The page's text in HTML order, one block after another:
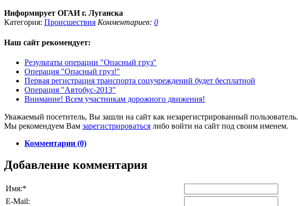
Информирует ОГАИ г. Луганска
Категория: Происшествия Комментариев: 0
Наш сайт рекомендует:
Результаты операции "Опасный груз"
Операция "Опасный груз!"
Первая регистрация транспорта соцучреждений будет бесплатной
Операция "Автобус-2013"
Внимание! Всем участникам дорожного движения!
Уважаемый посетитель, Вы зашли на сайт как незарегистрированный пользователь.
Мы рекомендуем Вам зарегистрироваться либо войти на сайт под своим именем.
Комментарии (0)
Добавление комментария
Имя:*
E-Mail: